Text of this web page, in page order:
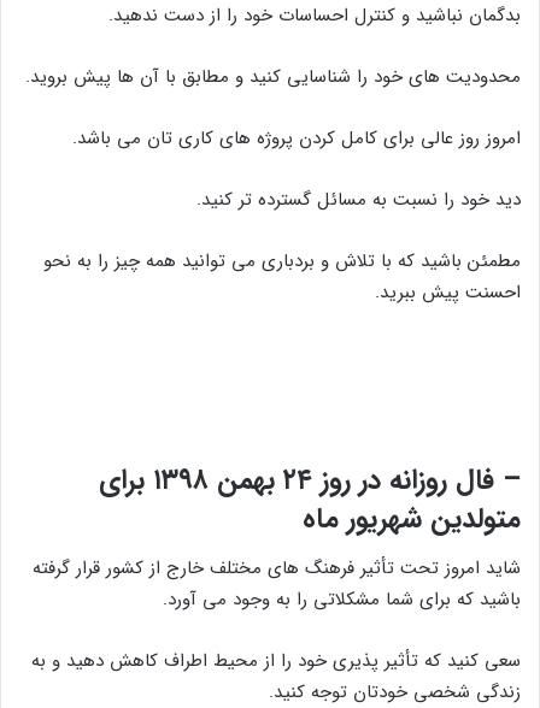
بدگمان نباشید و کنترل احساسات خود را از دست ندهید.
محدودیت های خود را شناسایی کنید و مطابق با آن ها پیش بروید.
امروز روز عالی برای کامل کردن پروژه های کاری تان می باشد.
دید خود را نسبت به مسائل گسترده تر کنید.
مطمئن باشید که با تلاش و بردباری می توانید همه چیز را به نحو
احسنت پیش ببرید.
– فال روزانه در روز ۲۴ بهمن ۱۳۹۸ برای
متولدین شهریور ماه
شاید امروز تحت تأثیر فرهنگ های مختلف خارج از کشور قرار گرفته
باشید که برای شما مشکلاتی را به وجود می آورد.
سعی کنید که تأثیر پذیری خود را از محیط اطراف کاهش دهید و به
زندگی شخصی خودتان توجه کنید.